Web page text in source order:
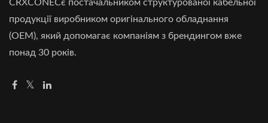
CRXCONECє постачальником структурованої кабельної
продукції виробником оригінального обладнання
(OEM), який допомагає компаніям з брендингом вже
понад 30 років.